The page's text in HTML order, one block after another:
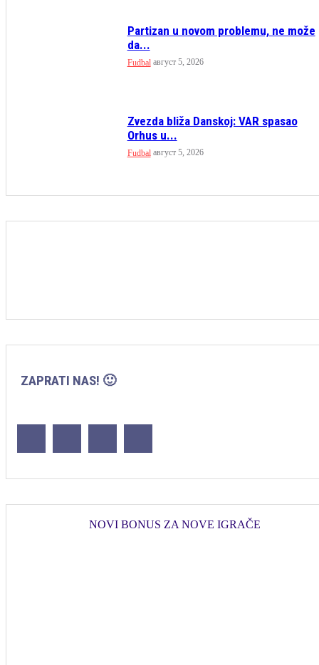
Partizan u novom problemu, ne može
da...
Fudbal август 5, 2026
Zvezda bliža Danskoj: VAR spasao
Orhus u...
Fudbal август 5, 2026
ZAPRATI NAS! 🙂
NOVI BONUS ZA NOVE IGRAČE